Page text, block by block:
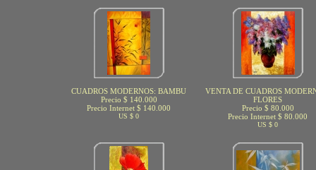
CUADROS MODERNOS: BAMBU
Precio $ 140.000
Precio Internet $ 140.000
US $ 0
VENTA DE CUADROS
FLORES
Precio $ 80.000
Precio Internet $ 80.000
US $ 0